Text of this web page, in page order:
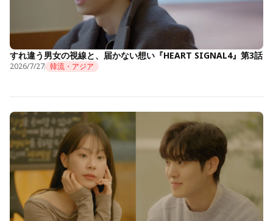
すれ違う男女の視線と、届かない想い『HEART SIGNAL4』第3話
2026/7/27 韓流・アジア